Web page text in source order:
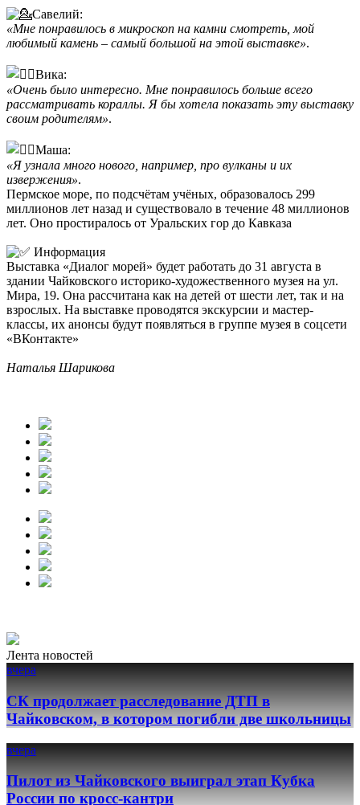
Савелий:
«Мне понравилось в микроскоп на камни смотреть, мой
любимый камень – самый большой на этой выставке».
Вика:
«Очень было интересно. Мне понравилось больше всего
рассматривать кораллы. Я бы хотела показать эту выставку
своим родителям».
Маша:
«Я узнала много нового, например, про вулканы и их
извержения».
Пермское море, по подсчётам учёных, образовалось 299
миллионов лет назад и существовало в течение 48 миллионов
лет. Оно простиралось от Уральских гор до Кавказа
️ Информация
Выставка «Диалог морей» будет работать до 31 августа в
здании Чайковского историко-художественного музея на ул.
Мира, 19. Она рассчитана как на детей от шести лет, так и на
взрослых. На выставке проводятся экскурсии и мастер-
классы, их анонсы будут появляться в группе музея в соцсети
«ВКонтакте»
Наталья Шарикова
Лента новостей
вчера
СК продолжает расследование ДТП в
Чайковском, в котором погибли две школьницы
вчера
Пилот из Чайковского выиграл этап Кубка
России по кросс-кантри